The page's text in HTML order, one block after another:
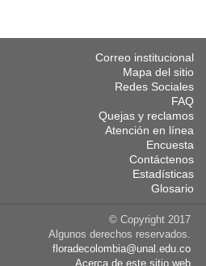
Correo institucional
Mapa del sitio
Redes Sociales
FAQ
Quejas y reclamos
Atención en línea
Encuesta
Contáctenos
Estadísticas
Glosario
© Copyright 2017
Algunos derechos reservados.
floradecolombia@unal.edu.co
Acerca de este sitio web